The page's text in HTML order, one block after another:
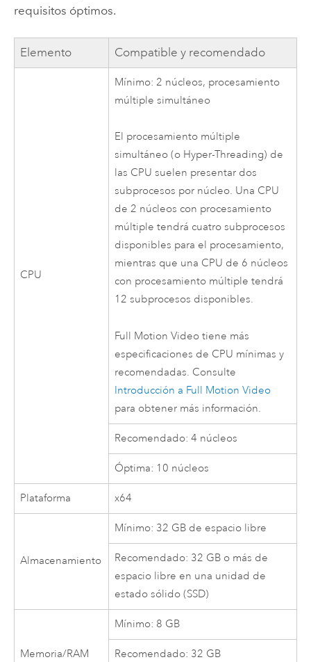
requisitos óptimos.
Elemento Compatible y recomendado
CPU
Mínimo: 2 núcleos, procesamiento
múltiple simultáneo
El procesamiento múltiple
simultáneo (o Hyper-Threading) de
las CPU suelen presentar dos
subprocesos por núcleo. Una CPU
de 2 núcleos con procesamiento
múltiple tendrá cuatro subprocesos
disponibles para el procesamiento,
mientras que una CPU de 6 núcleos
con procesamiento múltiple tendrá
12 subprocesos disponibles.
Full Motion Video tiene más
especificaciones de CPU mínimas y
recomendadas. Consulte
Introducción a Full Motion Video
para obtener más información.
Recomendado: 4 núcleos
Óptima: 10 núcleos
Plataforma x64
Almacenamiento
Mínimo: 32 GB de espacio libre
Recomendado: 32 GB o más de
espacio libre en una unidad de
estado sólido (SSD)
Memoria/RAM
Mínimo: 8 GB
Recomendado: 32 GB